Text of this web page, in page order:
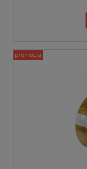
promocja